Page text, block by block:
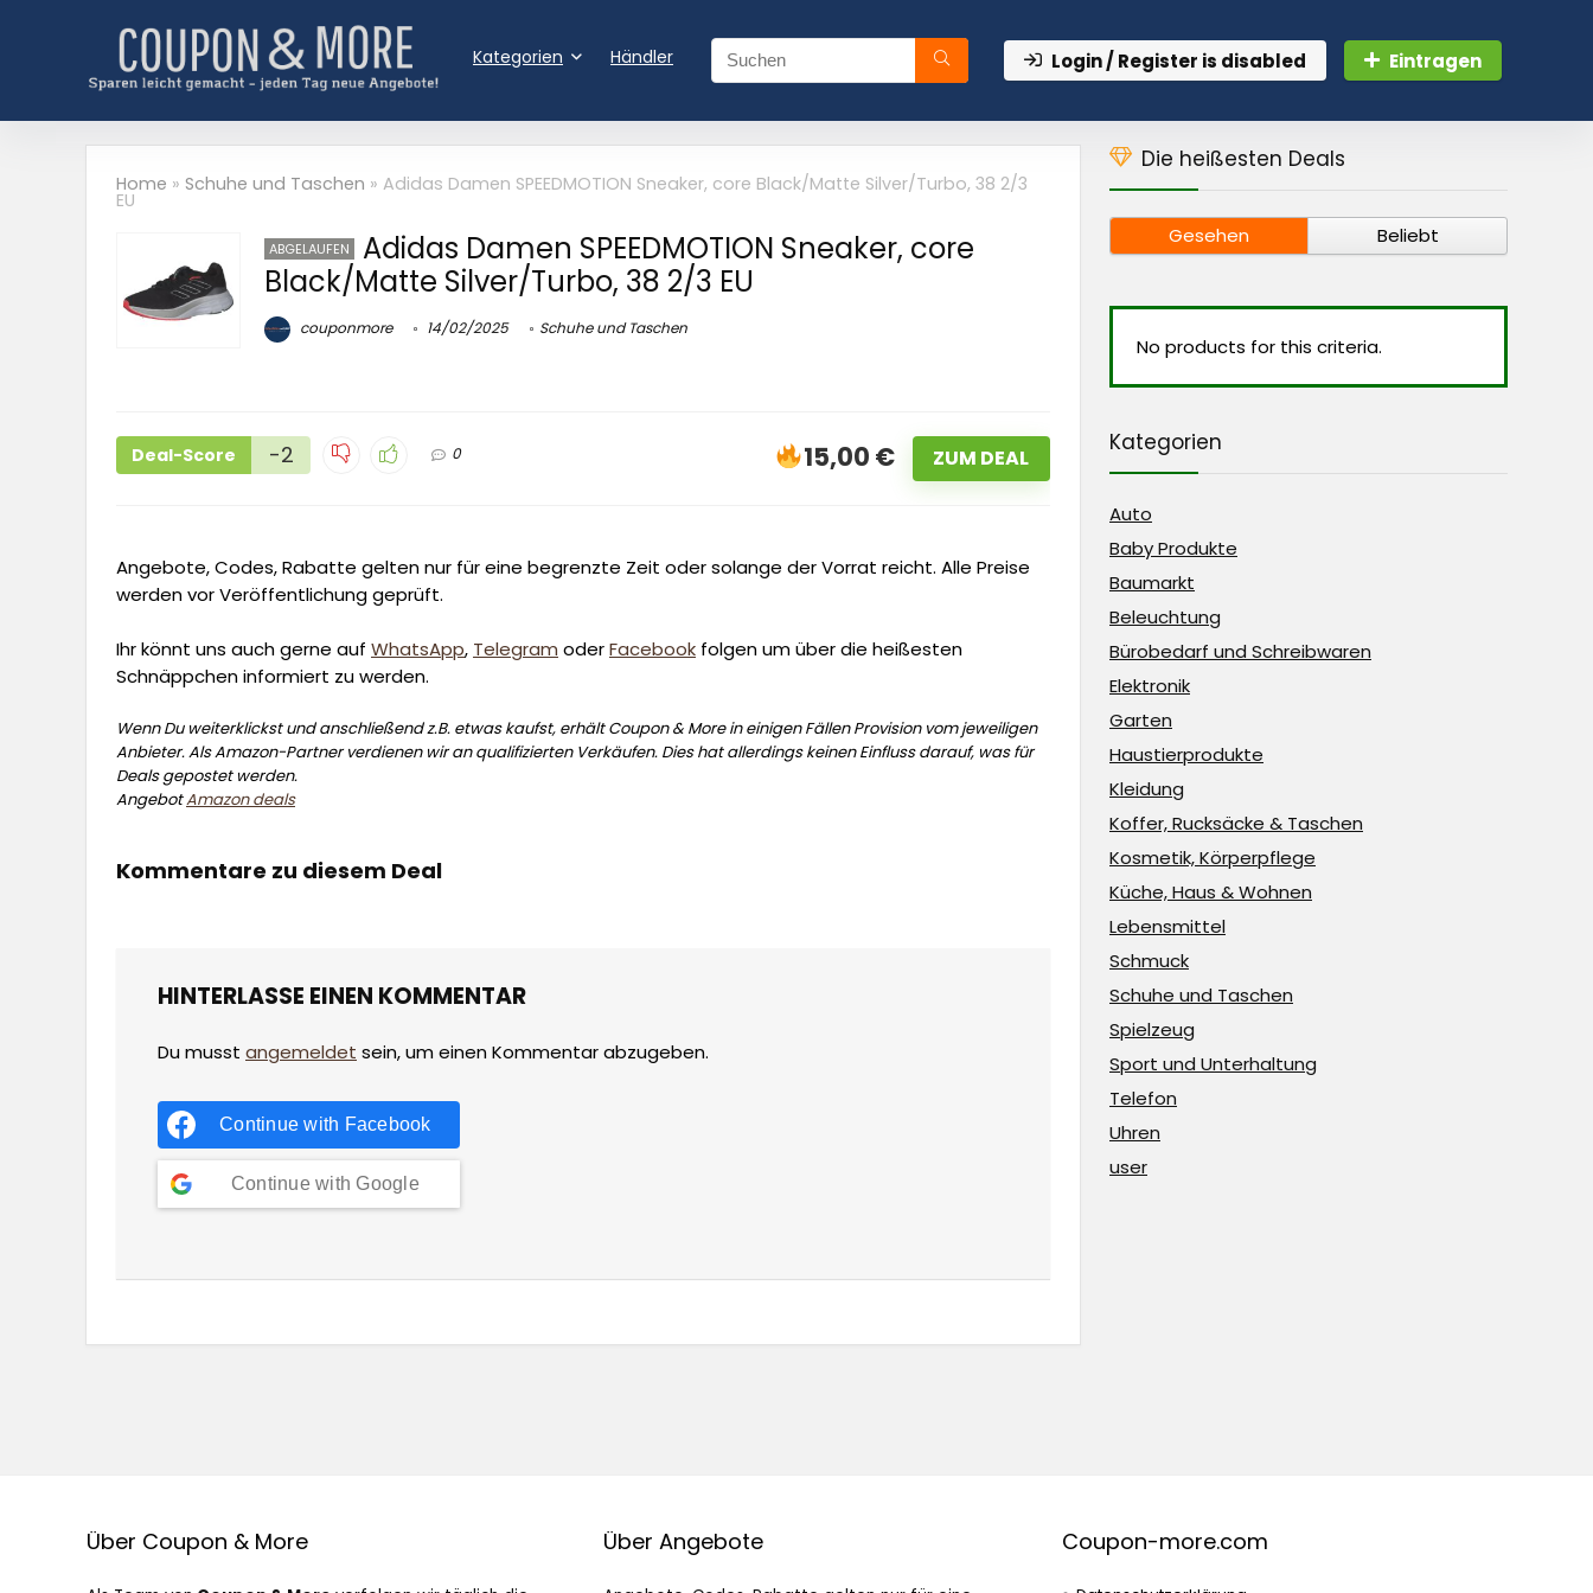
Kategorien Händler Login / Register is disabled Eintragen
Home » Schuhe und Taschen » Adidas Damen SPEEDMOTION Sneaker, core Black/Matte Silver/Turbo, 38 2/3
EU
ABGELAUFEN
Adidas Damen SPEEDMOTION Sneaker, core
Black/Matte Silver/Turbo, 38 2/3 EU
couponmore 14/02/2025 Schuhe und Taschen
Deal-Score -2 0 15,00 € ZUM DEAL
Angebote, Codes, Rabatte gelten nur für eine begrenzte Zeit oder solange der Vorrat reicht. Alle Preise
werden vor Veröffentlichung geprüft.
Ihr könnt uns auch gerne auf WhatsApp, Telegram oderFacebook folgen um über die heißesten
Schnäppchen informiert zu werden.
Wenn Du weiterklickst und anschließend z.B. etwas kaufst, erhält Coupon & More in einigen Fällen Provision vom jeweiligen
Anbieter. Als Amazon-Partner verdienen wir an qualifizierten Verkäufen. Dies hat allerdings keinen Einfluss darauf, was für
Deals gepostet werden.
AngebotAmazon deals
Kommentare zu diesem Deal
HINTERLASSE EINEN KOMMENTAR
Du musst angemeldet sein, um einen Kommentar abzugeben.
Continue with Facebook
Continue with Google
Die heißesten Deals
Gesehen Beliebt
No products for this criteria.
Kategorien
Auto
Baby Produkte
Baumarkt
Beleuchtung
Bürobedarf und Schreibwaren
Elektronik
Garten
Haustierprodukte
Kleidung
Koffer, Rucksäcke & Taschen
Kosmetik, Körperpflege
Küche, Haus & Wohnen
Lebensmittel
Schmuck
Schuhe und Taschen
Spielzeug
Sport und Unterhaltung
Telefon
Uhren
user
Über Coupon & More Über Angebote Coupon-more.com